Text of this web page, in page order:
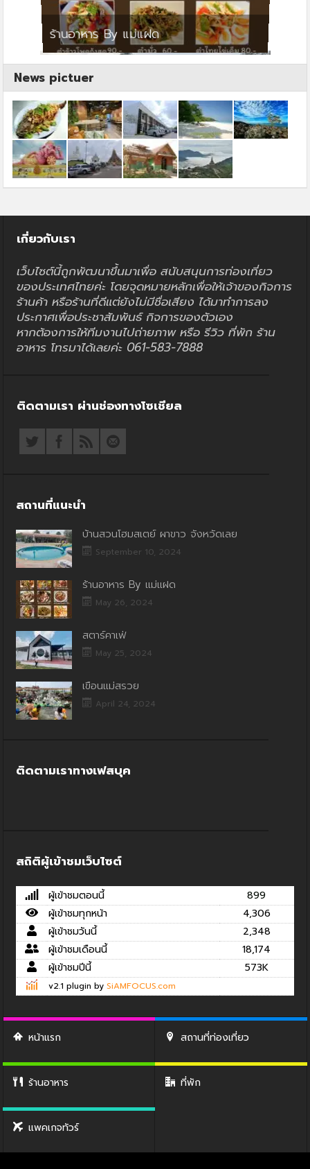
ร้านอาหาร By แม่แฝด
News pictuer
เกี่ยวกับเรา
เว็บไซต์นี้ถูกพัฒนาขึ้นมาเพื่อ สนับสนุนการท่องเที่ยว
ของประเทศไทยค่ะ โดยจุดหมายหลักเพื่อให้เจ้าของกิจการ
ร้านค้า หรือร้านที่ดีแต่ยังไม่มีชื่อเสียง ได้มาทำการลง
ประกาศเพื่อประชาสัมพันธ์ กิจการของตัวเอง
หากต้องการให้ทีมงานไปถ่ายภาพ หรือ รีวิว ที่พัก ร้าน
อาหาร โทรมาได้เลยค่ะ 061-583-7888
ติดตามเรา ผ่านช่องทางโซเชียล
สถานที่แนะนำ
บ้านสวนโฮมสเตย์ ผาขาว จังหวัดเลย
September 10, 2024
ร้านอาหาร By แม่แฝด
May 26, 2024
สตาร์คาเฟ่
May 25, 2024
เขื่อนแม่สรวย
April 24, 2024
ติดตามเราทางเฟสบุค
สถิติผู้เข้าชมเว็บไซต์
ผู้เข้าชมตอนนี้
899
ผู้เข้าชมทุกหน้า
4,306
ผู้เข้าชมวันนี้
2,348
ผู้เข้าชมเดือนนี้
18,174
ผู้เข้าชมปีนี้
573K
v2.1 plugin by SiAMFOCUS.com
หน้าแรก สถานที่ท่องเที่ยว
ร้านอาหาร ที่พัก
แพคเกจทัวร์